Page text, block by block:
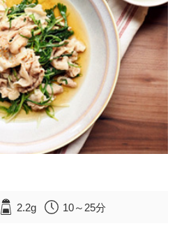
2.2g 10～25分